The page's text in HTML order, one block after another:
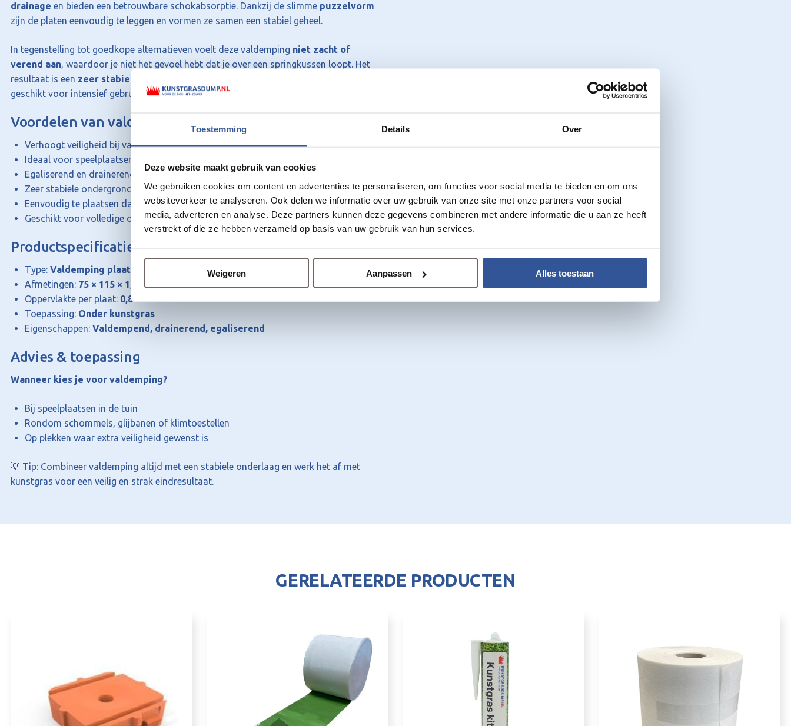
Toestemming Details Over
Deze website maakt gebruik van cookies
We gebruiken cookies om content en advertenties te personaliseren, om functies voor social media te bieden en om ons
websiteverkeer te analyseren. Ook delen we informatie over uw gebruik van onze site met onze partners voor social
media, adverteren en analyse. Deze partners kunnen deze gegevens combineren met andere informatie die u aan ze heeft
verstrekt of die ze hebben verzameld op basis van uw gebruik van hun services.
Weigeren Aanpassen Alles toestaan
drainage en bieden een betrouwbare schokabsorptie. Dankzij de slimme puzzelvorm
zijn de platen eenvoudig te leggen en vormen ze samen een stabiel geheel.
In tegenstelling tot goedkope alternatieven voelt deze valdemping niet zacht of
verend aan, waardoor je niet het gevoel hebt dat je over een springkussen loopt. Het
resultaat is een zeer stabiele ondergrond
geschikt voor intensief gebruik.
Voordelen van valdemping onder kunstgras:
Verhoogt veiligheid bij vallen
Ideaal voor speelplaatsen en rondom speeltoestellen
Egaliserend en drainerend
Zeer stabiele ondergrond
Eenvoudig te plaatsen dankzij puzzelverbinding
Geschikt voor volledige of gedeeltelijke toepassing
Productspecificaties:
Type: Valdemping plaat voor onder kunstgras
Afmetingen: 75 × 115 × 1,8 cm
Oppervlakte per plaat: 0,86 m²
Toepassing: Onder kunstgras
Eigenschappen: Valdempend, drainerend, egaliserend
Advies & toepassing
Wanneer kies je voor valdemping?
Bij speelplaatsen in de tuin
Rondom schommels, glijbanen of klimtoestellen
Op plekken waar extra veiligheid gewenst is
💡 Tip: Combineer valdemping altijd met een stabiele onderlaag en werk het af met
kunstgras voor een veilig en strak eindresultaat.
GERELATEERDE PRODUCTEN